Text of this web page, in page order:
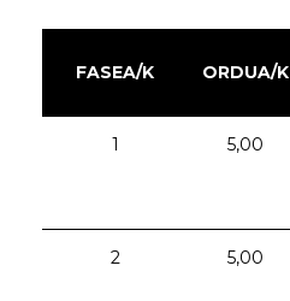
FASEA/K ORDUA/K
1 5,00
2 5,00